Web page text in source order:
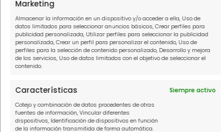
Marketing
Almacenar la información en un dispositivo y/o acceder a ella, Uso de
datos limitados para seleccionar anuncios básicos, Crear perfiles para
publicidad personalizada, Utilizar perfiles para seleccionar la publicidad
personalizada, Crear un perfil para personalizar el contenido, Uso de
perfiles para la selección de contenido personalizado, Desarrollo y mejora
de los servicios, Uso de datos limitados con el objetivo de seleccionar el
contenido.
Características Siempre activo
Cotejo y combinación de datos procedentes de otras
fuentes de información, Vincular diferentes
dispositivos, Identificación de dispositivos en función
de la información transmitida de forma automática.
Preguntas frecuentes sobre
bancos que ofrece
¿Cuál es la cantidad máxima que
puedo pedir en un microcrédito?